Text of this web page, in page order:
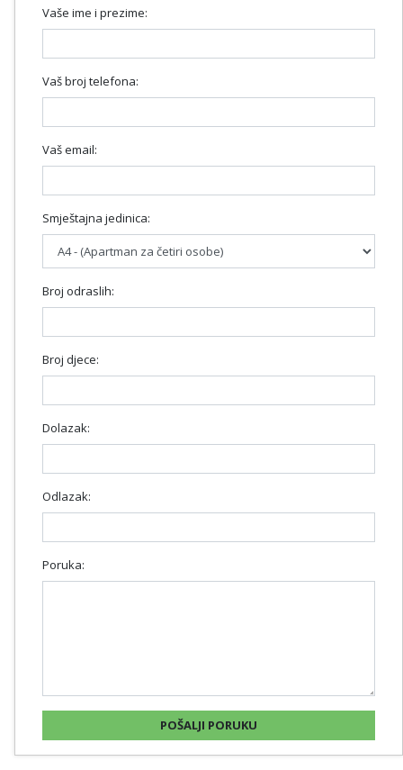
Vaše ime i prezime:
Vaš broj telefona:
Vaš email:
Smještajna jedinica:
Broj odraslih:
Broj djece:
Dolazak:
Odlazak:
Poruka: